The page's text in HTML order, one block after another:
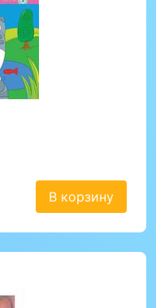
В корзину